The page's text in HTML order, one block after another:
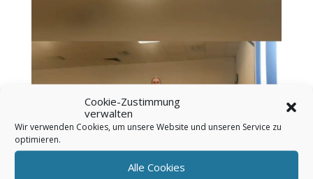
Cookie-Zustimmung
verwalten
Wir verwenden Cookies, um unsere Website und unseren Service zu
optimieren.
Alle Cookies